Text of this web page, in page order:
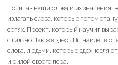
Почитав наши слова и их значения,
излагать слова, которые потом
сетях. Проект, который научит
стильно. Так же здесь Вы найдете
слова, людьми, которые
и силой своего пера.